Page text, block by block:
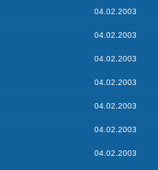
04.02.2003
04.02.2003
04.02.2003
04.02.2003
04.02.2003
04.02.2003
04.02.2003